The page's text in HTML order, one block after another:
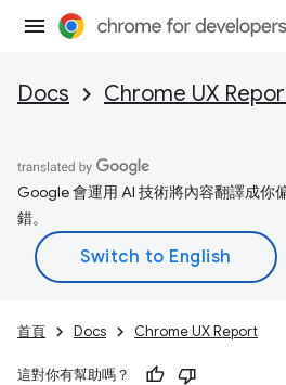
Docs Chrome UX
Google 會運用 AI 技術將內容翻譯成你
錯。
首頁 Docs Chrome UX Report
這對你有幫助嗎？